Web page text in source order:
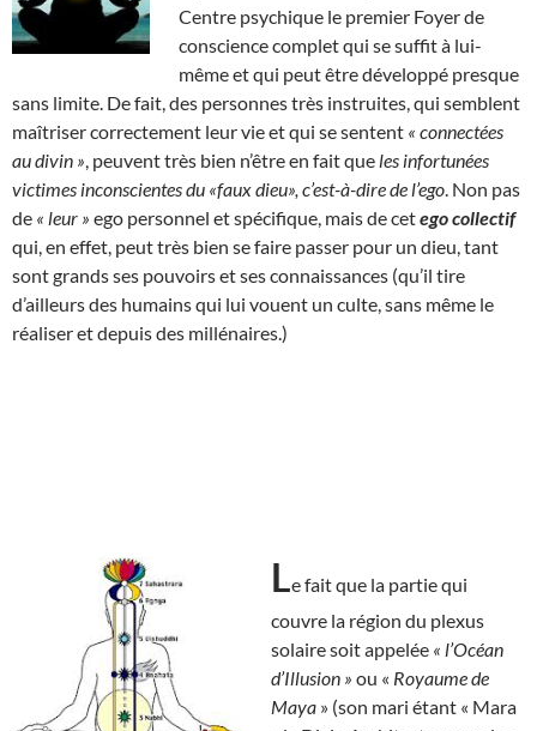
Centre psychique le premier Foyer de
conscience complet qui se suffit à lui-
même et qui peut être développé presque
sans limite. De fait, des personnes très instruites, qui semblent
maîtriser correctement leur vie et qui se sentent « connectées
au divin » , peuvent très bien n’être en fait que les infortunées
victimes inconscientes du «faux dieu», c’est-à-dire de l’ego . Non pas
de « leur » ego personnel et spécifique, mais de cetego collectif
qui, en effet, peut très bien se faire passer pour un dieu, tant
sont grands ses pouvoirs et ses connaissances (qu’il tire
d’ailleurs des humains qui lui vouent un culte, sans même le
réaliser et depuis des millénaires.)
Le fait que la partie qui
couvre la région du plexus
solaire soit appelée « l’Océan
d’Illusion » ou « Royaume de
Maya » (son mari étant « Mara